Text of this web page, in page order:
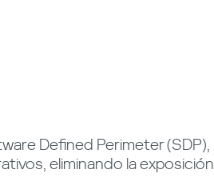
Defined Perimeter (SDP),
eliminando la exposición